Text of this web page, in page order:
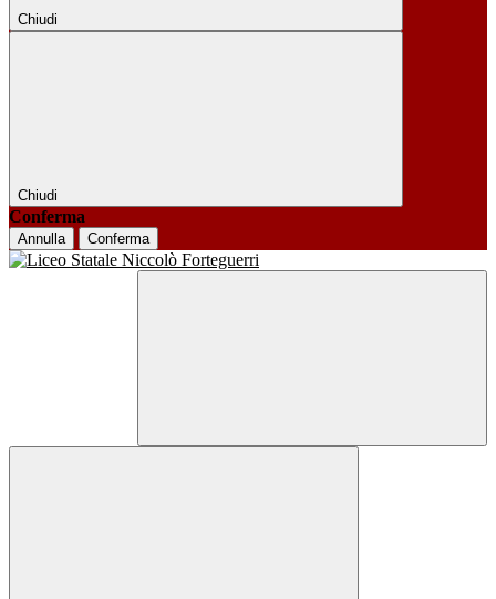
Chiudi
Chiudi
Conferma
Annulla Conferma